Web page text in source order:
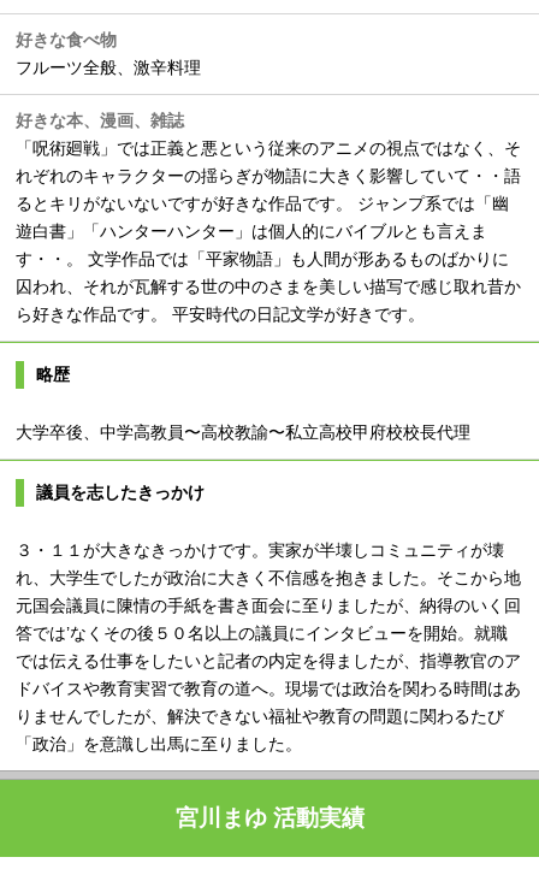
好きな食べ物
フルーツ全般、激辛料理
好きな本、漫画、雑誌
「呪術廻戦」では正義と悪という従来のアニメの視点ではなく、そ
れぞれのキャラクターの揺らぎが物語に大きく影響していて・・語
るとキリがないないですが好きな作品です。 ジャンプ系では「幽
遊白書」「ハンターハンター」は個人的にバイブルとも言えま
す・・。 文学作品では「平家物語」も人間が形あるものばかりに
囚われ、それが瓦解する世の中のさまを美しい描写で感じ取れ昔か
ら好きな作品です。 平安時代の日記文学が好きです。
略歴
大学卒後、中学高教員〜高校教諭〜私立高校甲府校校長代理
議員を志したきっかけ
３・１１が大きなきっかけです。実家が半壊しコミュニティが壊
れ、大学生でしたが政治に大きく不信感を抱きました。そこから地
元国会議員に陳情の手紙を書き面会に至りましたが、納得のいく回
答では’なくその後５０名以上の議員にインタビューを開始。就職
では伝える仕事をしたいと記者の内定を得ましたが、指導教官のア
ドバイスや教育実習で教育の道へ。現場では政治を関わる時間はあ
りませんでしたが、解決できない福祉や教育の問題に関わるたび
「政治」を意識し出馬に至りました。
宮川まゆ 活動実績